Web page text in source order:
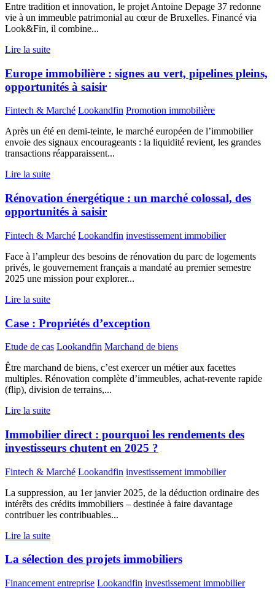
Entre tradition et innovation, le projet Antoine Depage 37 redonne
vie à un immeuble patrimonial au cœur de Bruxelles. Financé via
Look&Fin, il combine...
Lire la suite
Europe immobilière : signes au vert, pipelines pleins,
opportunités à saisir
Fintech & Marché Lookandfin Promotion immobilière
Après un été en demi-teinte, le marché européen de l’immobilier
envoie des signaux encourageants : la liquidité revient, les grandes
transactions réapparaissent...
Lire la suite
Rénovation énergétique : un marché colossal, des
opportunités à saisir
Fintech & Marché Lookandfin investissement immobilier
Face à l’ampleur des besoins de rénovation du parc de logements
privés, le gouvernement français a mandaté au premier semestre
2025 une mission pour explorer...
Lire la suite
Case : Propriétés d’exception
Etude de cas Lookandfin Marchand de biens
Être marchand de biens, c’est exercer un métier aux facettes
multiples. Rénovation complète d’immeubles, achat-revente rapide
(flip), division de terrains,...
Lire la suite
Immobilier direct : pourquoi les rendements des
investisseurs chutent en 2025 ?
Fintech & Marché Lookandfin investissement immobilier
La suppression, au 1er janvier 2025, de la déduction ordinaire des
intérêts des crédits immobiliers – destinée à faire davantage
contribuer les contribuables...
Lire la suite
La sélection des projets immobiliers
Financement entreprise Lookandfin investissement immobilier